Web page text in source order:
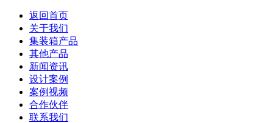
返回首页
关于我们
集装箱产品
其他产品
新闻资讯
设计案例
案例视频
合作伙伴
联系我们